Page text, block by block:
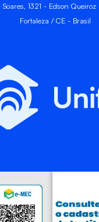
1321 - Edson
Fortaleza / CE - Brasil